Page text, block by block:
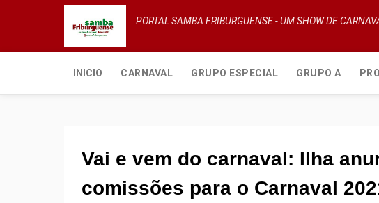
PORTAL SAMBA FRIBURGUENSE - UM SHOW DE
INICIO CARNAVAL GRUPO ESPECIAL GRUPO A
Vai e vem do carnaval: Ilha
comissões para o Carnaval